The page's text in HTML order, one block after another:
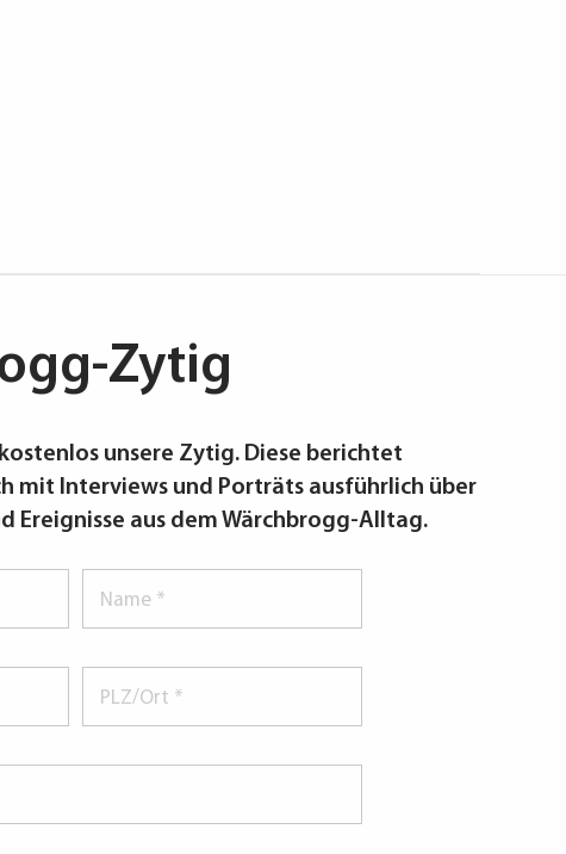
Zytig
unsere Zytig. Diese berichtet
mit Interviews und Porträts ausführlich über
Ereignisse aus dem Wärchbrogg-Alltag.